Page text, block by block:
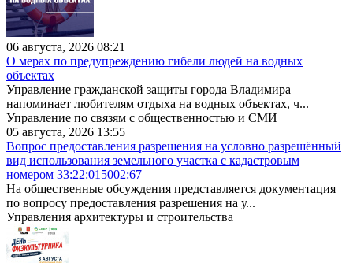
06 августа, 2026 08:21
О мерах по предупреждению гибели людей на водных
объектах
Управление гражданской защиты города Владимира
напоминает любителям отдыха на водных объектах, ч...
Управление по связям с общественностью и СМИ
05 августа, 2026 13:55
Вопрос предоставления разрешения на условно разрешённый
вид использования земельного участка с кадастровым
номером 33:22:015002:67
На общественные обсуждения представляется документация
по вопросу предоставления разрешения на у...
Управления архитектуры и строительства